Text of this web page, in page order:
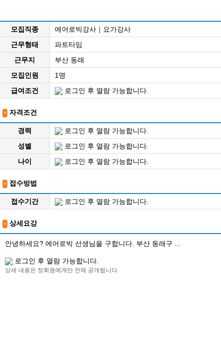
모집직종
에어로빅강사｜요가강사
근무형태
파트타임
근무지
부산 동래
모집인원
1명
급여조건
로그인 후 열람 가능합니다.
자격조건
경력
로그인 후 열람 가능합니다.
성별
로그인 후 열람 가능합니다.
나이
로그인 후 열람 가능합니다.
접수방법
접수기간 로그인 후 열람 가능합니다.
상세요강
안녕하세요? 에어로빅 선생님을 구합니다. 부산 동래구 ...
로그인 후 열람 가능합니다.
상세 내용은 정회원에게만 전체 공개됩니다.